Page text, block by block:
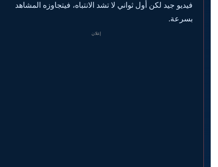
فيديو جيد لكن أول ثواني لا تشد الانتباه، فيتجاوزه المشاهد
بسرعة.